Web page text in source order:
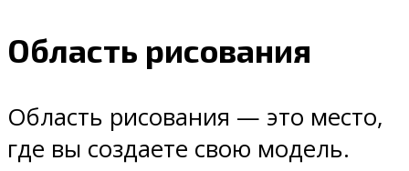
Область рисования
Область рисования — это место,
где вы создаете свою модель.